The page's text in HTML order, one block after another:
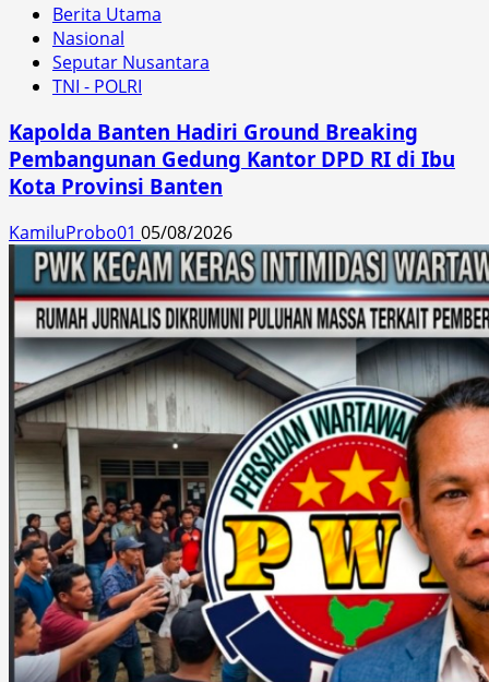
Berita Utama
Nasional
Seputar Nusantara
TNI - POLRI
Kapolda Banten Hadiri Ground Breaking
Pembangunan Gedung Kantor DPD RI di Ibu
Kota Provinsi Banten
KamiluProbo01 05/08/2026